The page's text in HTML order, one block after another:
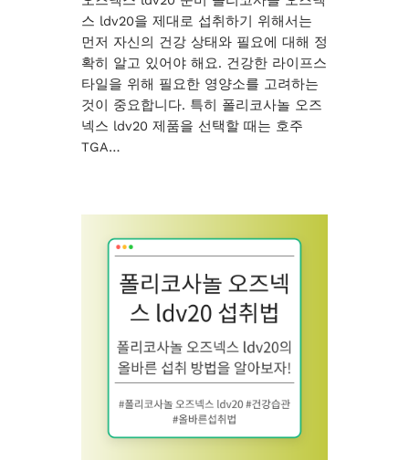
스 ldv20을 제대로 섭취하기 위해서는
먼저 자신의 건강 상태와 필요에 대해 정
확히 알고 있어야 해요. 건강한 라이프스
타일을 위해 필요한 영양소를 고려하는
것이 중요합니다. 특히 폴리코사놀 오즈
넥스 ldv20 제품을 선택할 때는 호주
TGA…